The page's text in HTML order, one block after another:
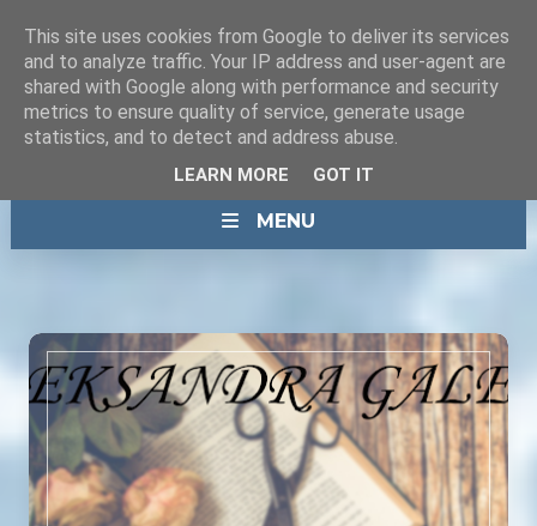
MENU
This site uses cookies from Google to deliver its services
and to analyze traffic. Your IP address and user-agent are
shared with Google along with performance and security
metrics to ensure quality of service, generate usage
statistics, and to detect and address abuse.
LEARN MORE GOT IT